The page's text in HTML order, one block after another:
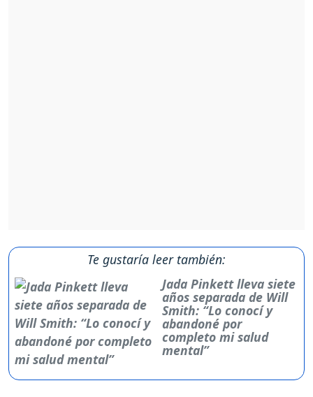
Te gustaría leer también:
Jada Pinkett lleva siete
años separada de Will
Smith: “Lo conocí y
abandoné por
completo mi salud
mental”